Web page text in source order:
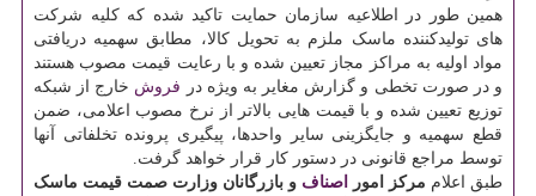
همین طور در اطلاعیه سازمان حمایت تاکید شده که کلیه شرکت
های تولیدکننده ماسک ملزم به تحویل کالا، مطابق سهمیه دریافتی
مواد اولیه به مراکز مجاز تعیین شده و با رعایت قیمت مصوب هستند
و در صورت تخطی و گزارش مغایر به ویژه در فروش خارج از شبکه
توزیع تعیین شده و با قیمت هایی بالاتر از نرخ مصوب اعلامی، ضمن
قطع سهمیه و جایگزینی سایر واحدها، پیگیری پرونده تخلفاتی آنها
توسط مراجع قانونی در دستور کار قرار خواهد گرفت.
طبق اعلام مرکز امور اصناف و بازرگانان وزارت صمت قیمت ماسک